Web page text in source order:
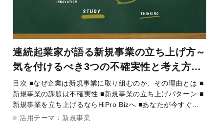
連続起業家が語る新規事業の立ち上げ方～
気を付けるべき3つの不確実性と考え方に
ついて～
目次 ■なぜ企業は新規事業に取り組むのか、その理由とは ■
新規事業の課題は不確実性 ■新規事業の立ち上げパターン ■
新規事業を立ち上げるならHiPro Bizへ ■あなたが今すぐで
きることはなにか なぜ企業は新規事業に取り組むのか
活用テーマ： 新規事業